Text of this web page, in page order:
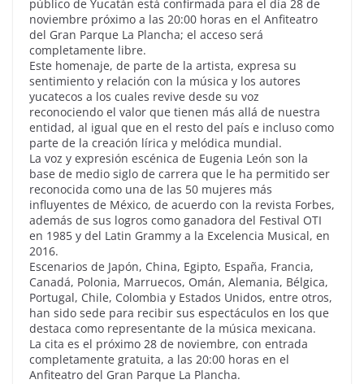
público de Yucatán está confirmada para el día 28 de
noviembre próximo a las 20:00 horas en el Anfiteatro
del Gran Parque La Plancha; el acceso será
completamente libre.
Este homenaje, de parte de la artista, expresa su
sentimiento y relación con la música y los autores
yucatecos a los cuales revive desde su voz
reconociendo el valor que tienen más allá de nuestra
entidad, al igual que en el resto del país e incluso como
parte de la creación lírica y melódica mundial.
La voz y expresión escénica de Eugenia León son la
base de medio siglo de carrera que le ha permitido ser
reconocida como una de las 50 mujeres más
influyentes de México, de acuerdo con la revista Forbes,
además de sus logros como ganadora del Festival OTI
en 1985 y del Latin Grammy a la Excelencia Musical, en
2016.
Escenarios de Japón, China, Egipto, España, Francia,
Canadá, Polonia, Marruecos, Omán, Alemania, Bélgica,
Portugal, Chile, Colombia y Estados Unidos, entre otros,
han sido sede para recibir sus espectáculos en los que
destaca como representante de la música mexicana.
La cita es el próximo 28 de noviembre, con entrada
completamente gratuita, a las 20:00 horas en el
Anfiteatro del Gran Parque La Plancha.